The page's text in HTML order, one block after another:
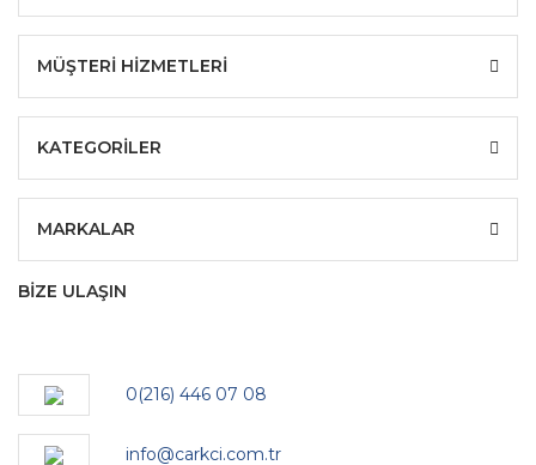
MÜŞTERİ HİZMETLERİ
KATEGORİLER
MARKALAR
BİZE ULAŞIN
0(216) 446 07 08
info@carkci.com.tr